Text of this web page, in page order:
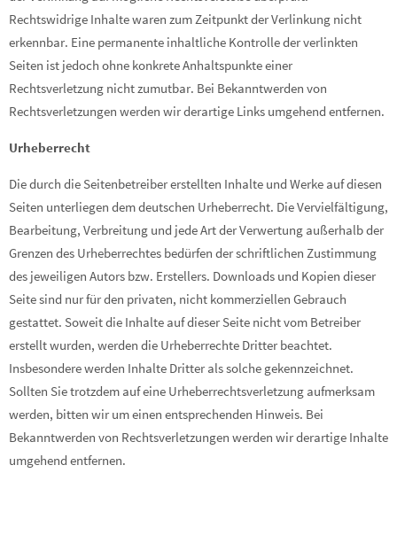
Rechtswidrige Inhalte waren zum Zeitpunkt der Verlinkung nicht
erkennbar. Eine permanente inhaltliche Kontrolle der verlinkten
Seiten ist jedoch ohne konkrete Anhaltspunkte einer
Rechtsverletzung nicht zumutbar. Bei Bekanntwerden von
Rechtsverletzungen werden wir derartige Links umgehend entfernen.
Urheberrecht
Die durch die Seitenbetreiber erstellten Inhalte und Werke auf diesen
Seiten unterliegen dem deutschen Urheberrecht. Die Vervielfältigung,
Bearbeitung, Verbreitung und jede Art der Verwertung außerhalb der
Grenzen des Urheberrechtes bedürfen der schriftlichen Zustimmung
des jeweiligen Autors bzw. Erstellers. Downloads und Kopien dieser
Seite sind nur für den privaten, nicht kommerziellen Gebrauch
gestattet. Soweit die Inhalte auf dieser Seite nicht vom Betreiber
erstellt wurden, werden die Urheberrechte Dritter beachtet.
Insbesondere werden Inhalte Dritter als solche gekennzeichnet.
Sollten Sie trotzdem auf eine Urheberrechtsverletzung aufmerksam
werden, bitten wir um einen entsprechenden Hinweis. Bei
Bekanntwerden von Rechtsverletzungen werden wir derartige Inhalte
umgehend entfernen.